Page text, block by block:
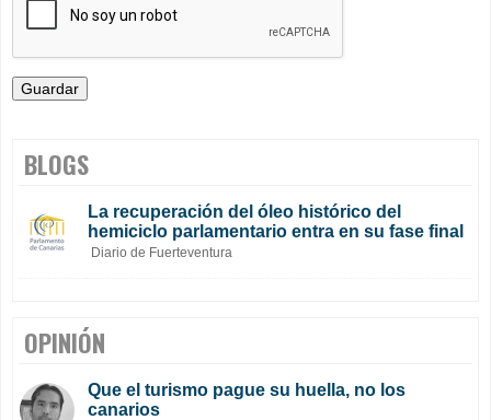
BLOGS
La recuperación del óleo histórico del
hemiciclo parlamentario entra en su fase final
Diario de Fuerteventura
OPINIÓN
Que el turismo pague su huella, no los
canarios